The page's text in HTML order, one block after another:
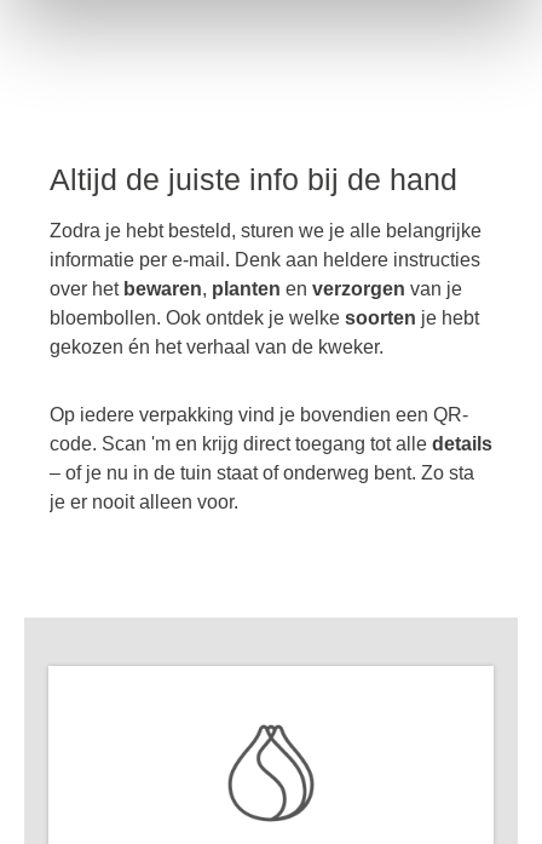
Altijd de juiste info bij de hand
Zodra je hebt besteld, sturen we je alle belangrijke
informatie per e-mail. Denk aan heldere instructies
over het bewaren, planten en verzorgen van je
bloembollen. Ook ontdek je welke soorten je hebt
gekozen én het verhaal van de kweker.
Op iedere verpakking vind je bovendien een QR-
code. Scan 'm en krijg direct toegang tot alle details
– of je nu in de tuin staat of onderweg bent. Zo sta
je er nooit alleen voor.